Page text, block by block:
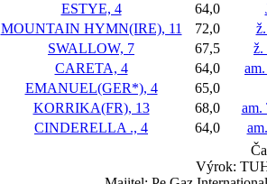
ESTYE, 4 64,0
MOUNTAIN HYMN(IRE), 11 72,0
SWALLOW, 7 67,5
ž.
CARETA, 4 64,0
EMANUEL(GER*), 4
65,0
KORRIKA(FR), 13 68,0
am.
CINDERELLA ., 4 64,0
Výrok: